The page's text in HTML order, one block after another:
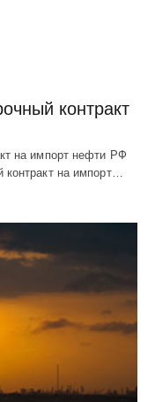
контракт
на импорт нефти РФ
контракт на импорт…